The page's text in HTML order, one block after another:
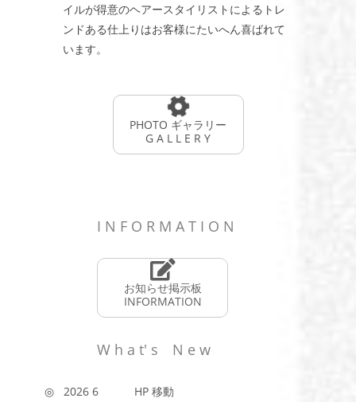
イルが得意のヘアースタイリストによるトレ
ンドある仕上りはお客様にたいへん喜ばれて
います。
PHOTO ギャラリー
G A L L E R Y
I N F O R M A T I O N
お知らせ掲示板
INFORMATION
W h a t' s N e w
◎ 2026 6
HP 移動